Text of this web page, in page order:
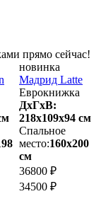
прямо сейчас!
новинка
Мадрид Latte
Еврокнижка
ДхГхВ:
218х109x94 см
Спальное
место:160х200
см
36800 ₽
34500 ₽